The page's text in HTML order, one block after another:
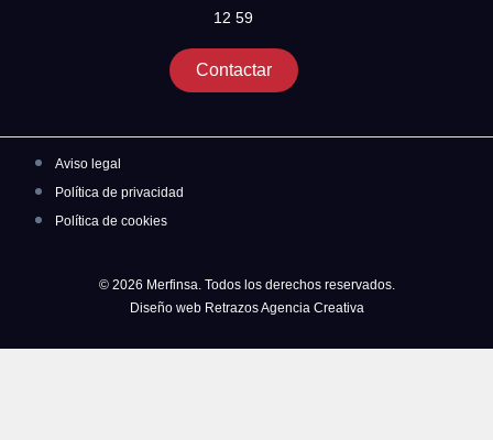
12 59
Contactar
Aviso legal
Política de privacidad
Política de cookies
© 2026 Merfinsa. Todos los derechos reservados.
Diseño web Retrazos Agencia Creativa